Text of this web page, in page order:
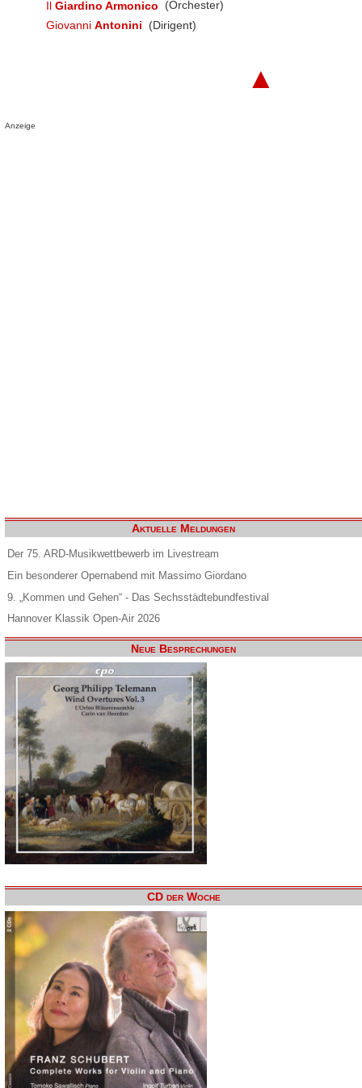
Il Giardino Armonico
(Orchester)
Giovanni Antonini (Dirigent)
▲
Anzeige
Aktuelle Meldungen
Der 75. ARD-Musikwettbewerb im Livestream
Ein besonderer Opernabend mit Massimo Giordano
9. „Kommen und Gehen“ - Das Sechsstädtebundfestival
Hannover Klassik Open-Air 2026
Neue Besprechungen
CD der Woche